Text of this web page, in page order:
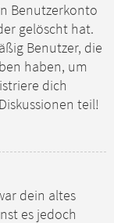
Benutzerkonto
gelöscht hat.
Benutzer, die
haben, um
dich
teil!
dein altes
es jedoch